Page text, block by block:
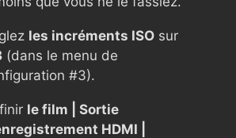
les incréments ISO sur
(dans le menu de
#3).
le film | Sortie
HDMI |